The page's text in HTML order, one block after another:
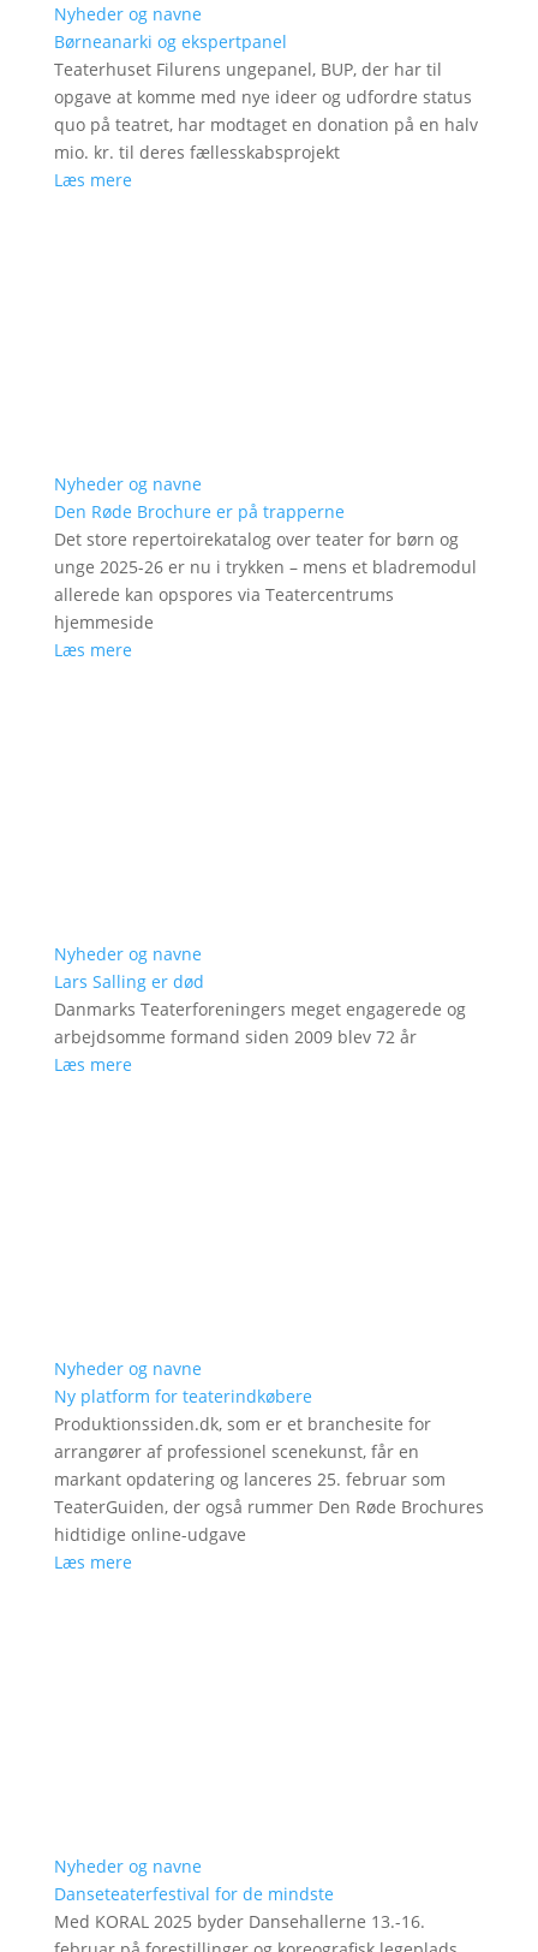
Nyheder og navne
Børneanarki og ekspertpanel
Teaterhuset Filurens ungepanel, BUP, der har til
opgave at komme med nye ideer og udfordre status
quo på teatret, har modtaget en donation på en halv
mio. kr. til deres fællesskabsprojekt
Læs mere
Nyheder og navne
Den Røde Brochure er på trapperne
Det store repertoirekatalog over teater for børn og
unge 2025-26 er nu i trykken – mens et bladremodul
allerede kan opspores via Teatercentrums
hjemmeside
Læs mere
Nyheder og navne
Lars Salling er død
Danmarks Teaterforeningers meget engagerede og
arbejdsomme formand siden 2009 blev 72 år
Læs mere
Nyheder og navne
Ny platform for teaterindkøbere
Produktionssiden.dk, som er et branchesite for
arrangører af professionel scenekunst, får en
markant opdatering og lanceres 25. februar som
TeaterGuiden, der også rummer Den Røde Brochures
hidtidige online-udgave
Læs mere
Nyheder og navne
Danseteaterfestival for de mindste
Med KORAL 2025 byder Dansehallerne 13.-16.